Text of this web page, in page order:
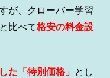
が、クローバー学習
比べて格安の料金設
た「特別価格」 とし